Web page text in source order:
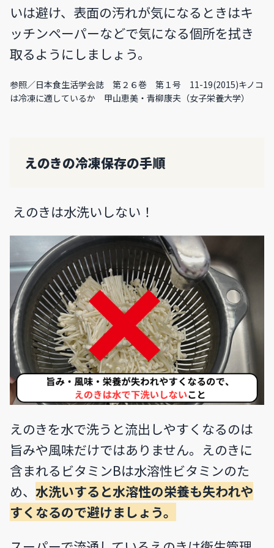
いは避け、表面の汚れが気になるときはキ
ッチンペーパーなどで気になる個所を拭き
取るようにしましょう。
参照／日本食生活学会誌 第２６巻 第１号 11-19(2015)キノコ
は冷凍に適しているか 甲山恵美・青柳康夫（女子栄養大学）
えのきの冷凍保存の手順
えのきは水洗いしない！
えのきを水で洗うと流出しやすくなるのは
旨みや風味だけではありません。えのきに
含まれるビタミンBは水溶性ビタミンのた
め、 水洗いすると水溶性の栄養も失われや
すくなるので避けましょう。